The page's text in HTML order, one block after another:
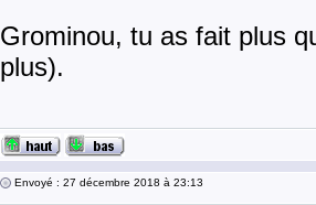
Grominou, tu as fait plus
plus).
Envoyé : 27 décembre 2018 à 23:13